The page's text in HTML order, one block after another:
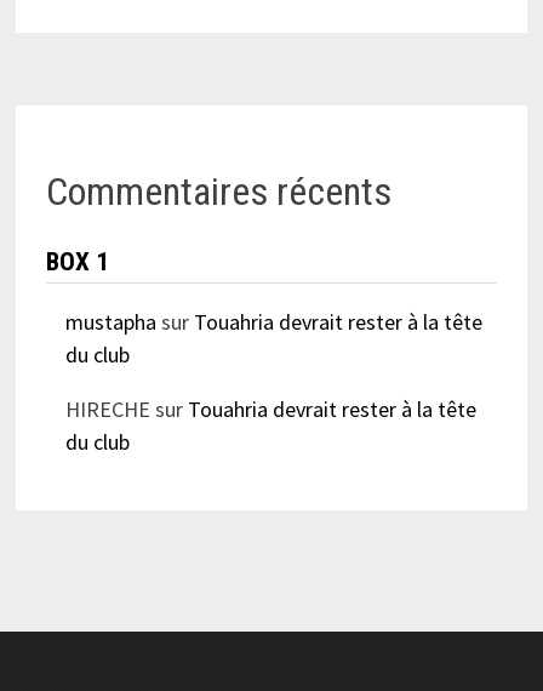
Commentaires récents
BOX 1
mustapha sur Touahria devrait rester à la tête
du club
HIRECHE sur Touahria devrait rester à la tête
du club